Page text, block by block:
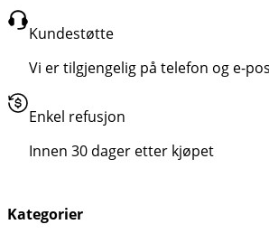
Kundestøtte
Vi er tilgjengelig på telefon og e-
Enkel refusjon
Innen 30 dager etter kjøpet
Kategorier